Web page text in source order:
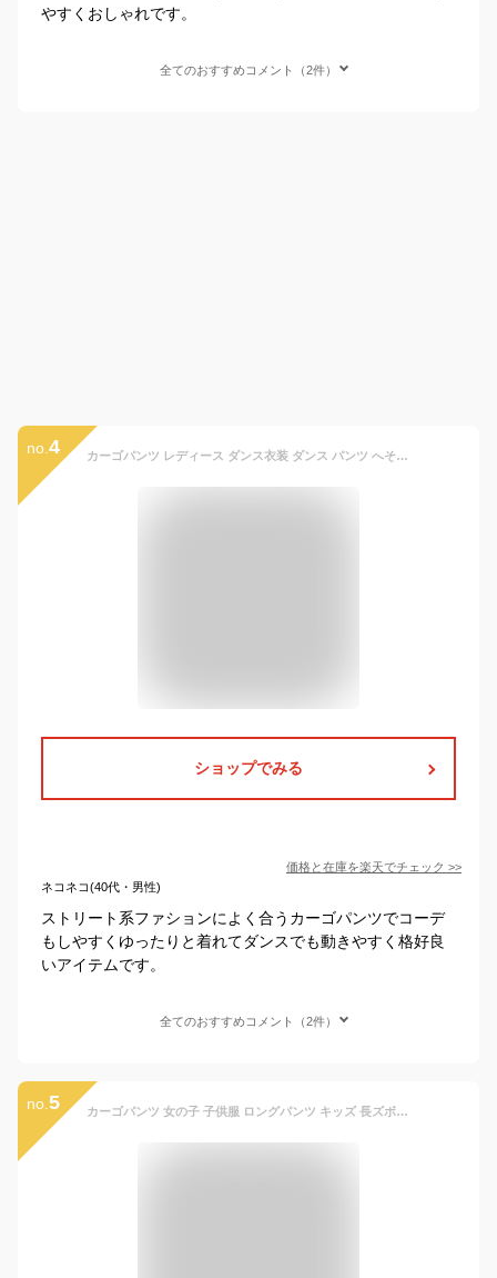
やすくおしゃれです。
全てのおすすめコメント（2件）
no. 4 カーゴパンツ レディース ダンス衣装 ダンス パンツ へそ出し ゆったり ワイドパンツ k-pop 衣装 大きいサイズ へそ出し ダンス衣装 ダンス パンツ 長ズボン ボトム ダンス ヒップホップ ストリート パンツ 太め カーキ 大きいサイズ サイドポケット パラシュートパンツ
ショップでみる
価格と在庫を楽天でチェック >>
ネコネコ(40代・男性)
ストリート系ファションによく合うカーゴパンツでコーデ
もしやすくゆったりと着れてダンスでも動きやすく格好良
いアイテムです。
全てのおすすめコメント（2件）
no. 5 カーゴパンツ 女の子 子供服 ロングパンツ キッズ 長ズボン ジョガーパンツ ボトム ダンス発表会 ダンス ヒップホップ ストリート オールシーズン 動きやすい ワイドパンツ ダンスウェア 韓国ファッション 韓国 ゆったり 大きいサイズ サイドポケット パラシュートパンツ